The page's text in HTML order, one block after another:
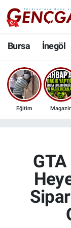
Bursa İnegöl
Eğitim
Bursa
İnegöl
3.SAYFA
Ekonomi
Güncel
Nöbetçi
Hava
Trafik
Son
Haber